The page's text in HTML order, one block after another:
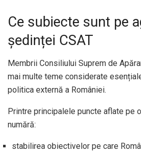
Ce subiecte sunt pe
ședinței CSAT
Membrii Consiliului Suprem de
mai multe teme considerate
politica externă a României.
Printre principalele puncte aflate pe
numără:
stabilirea obiectivelor pe care